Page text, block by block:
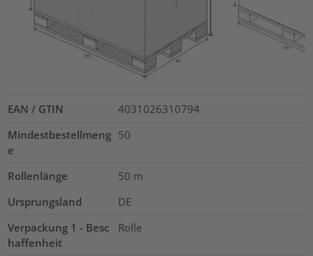
EAN / GTIN
4031026310794
Mindestbestellmeng
e
50
Rollenlänge 50 m
Ursprungsland
DE
Verpackung 1 - Besc
haffenheit
Rolle